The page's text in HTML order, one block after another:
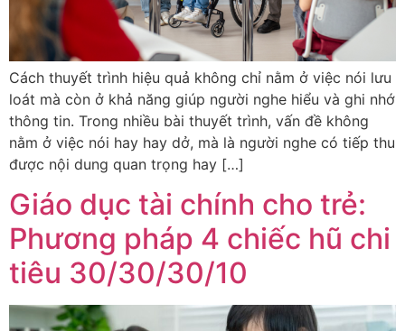
Cách thuyết trình hiệu quả không chỉ nằm ở việc nói lưu
loát mà còn ở khả năng giúp người nghe hiểu và ghi nhớ
thông tin. Trong nhiều bài thuyết trình, vấn đề không
nằm ở việc nói hay hay dở, mà là người nghe có tiếp thu
được nội dung quan trọng hay […]
Giáo dục tài chính cho trẻ:
Phương pháp 4 chiếc hũ chi
tiêu 30/30/30/10